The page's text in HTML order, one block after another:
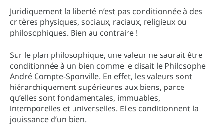
Juridiquement la liberté n’est pas conditionnée à des
critères physiques, sociaux, raciaux, religieux ou
philosophiques. Bien au contraire !
Sur le plan philosophique, une valeur ne saurait être
conditionnée à un bien comme le disait le Philosophe
André Compte-Sponville. En effet, les valeurs sont
hiérarchiquement supérieures aux biens, parce
qu’elles sont fondamentales, immuables,
intemporelles et universelles. Elles conditionnent la
jouissance d’un bien.